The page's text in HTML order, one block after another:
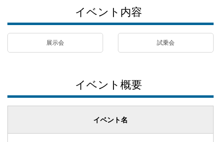
イベント内容
展示会 試乗会
イベント概要
イベント名